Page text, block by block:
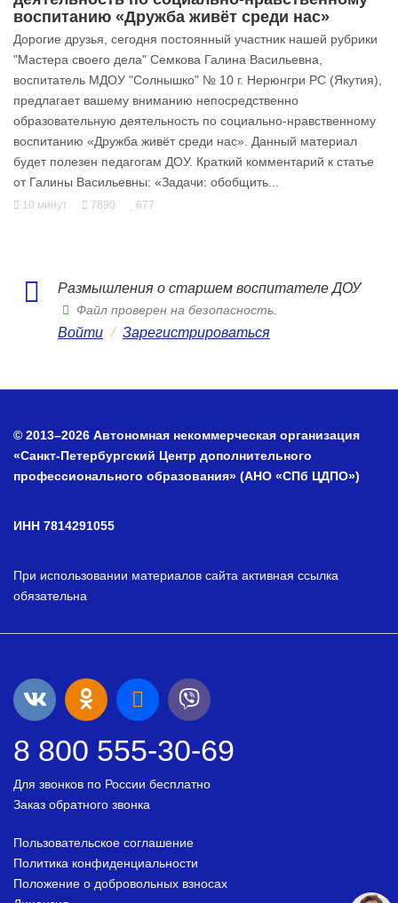
воспитанию «Дружба живёт среди нас»
Дорогие друзья, сегодня постоянный участник нашей рубрики
"Мастера своего дела" Семкова Галина Васильевна,
воспитатель МДОУ "Солнышко" № 10 г. Нерюнгри РС (Якутия),
предлагает вашему вниманию непосредственно
образовательную деятельность по социально-нравственному
воспитанию «Дружба живёт среди нас». Данный материал
будет полезен педагогам ДОУ. Краткий комментарий к статье
от Галины Васильевны: «Задачи: обобщить...
10 минут 7890 677
Размышления о старшем воспитателе ДОУ
Файл проверен на безопасность.
Войти / Зарегистрироваться
© 2013–2026 Автономная некоммерческая организация
«Санкт-Петербургский Центр дополнительного
профессионального образования» (АНО «СПб ЦДПО»)
ИНН 7814291055
При использовании материалов сайта активная ссылка
обязательна
8 800 555-30-69
Для звонков по России бесплатно
Заказ обратного звонка
Пользовательское соглашение
Политика конфиденциальности
Положение о добровольных взносах